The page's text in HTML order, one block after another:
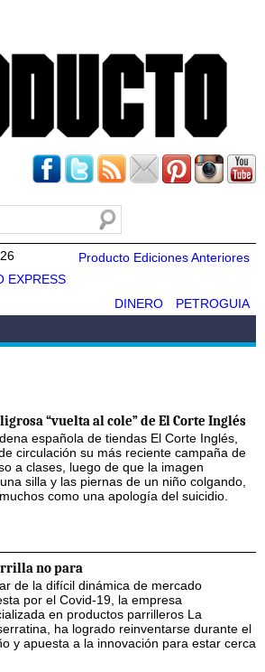
de búsqueda
Producto Ediciones Anteriores
EXPRESS
PETROGUIA
DINERO
“vuelta al cole” de El Corte Inglés
española de tiendas El Corte Inglés,
circulación su más reciente campaña de
a clases, luego de que la imagen
silla y las piernas de un niño colgando,
como una apología del suicidio.
no para
de la difícil dinámica de mercado
por el Covid-19, la empresa
en productos parrilleros La
ha logrado reinventarse durante el
y apuesta a la innovación para estar cerca